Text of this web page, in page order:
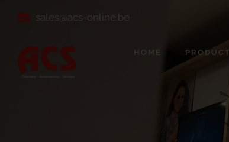
sales@acs-online.be
HOME